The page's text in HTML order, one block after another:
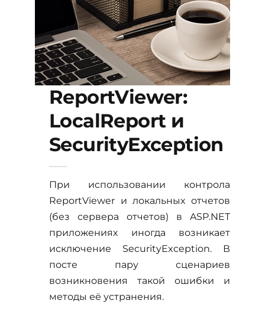
ReportViewer:
LocalReport и
SecurityException
При использовании контрола
ReportViewer и локальных отчетов
(без сервера отчетов) в ASP.NET
приложениях иногда возникает
исключение SecurityException. В
посте пару сценариев
возникновения такой ошибки и
методы её устранения.